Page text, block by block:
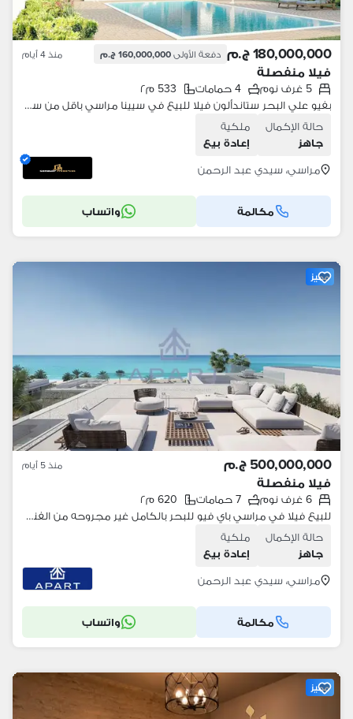
180,000,000 ج.م دفعة الأولى 160,000,000 ج.م منذ 4 أيام
فيلا منفصلة
5 غرف نوم 4 حمامات
533 م٢
بفيو علي البحر ستاندألون فيلا للبيع في سيينا مراسي باقل من سعر السوق
حالة الإكمال
جاهز
ملكية
إعادة بيع
مراسي، سيدي عبد الرحمن
مكالمة واتساب
مميز
500,000,000 ج.م منذ 5 أيام
فيلا منفصلة
6 غرف نوم 7 حمامات
620 م٢
للبيع فيلا في مراسي باي فيو للبحر بالكامل غير مجروحه من الفندق او من الخلف تشطيب فخم للباحيثين عن الخصوصية العالية السعر نهائي
حالة الإكمال
جاهز
ملكية
إعادة بيع
مراسي، سيدي عبد الرحمن
مكالمة واتساب
مميز